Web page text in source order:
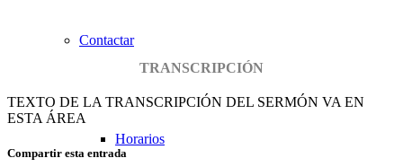
Contactar
Horarios
TRANSCRIPCIÓN
TEXTO DE LA TRANSCRIPCIÓN DEL SERMÓN VA EN
ESTA ÁREA
Compartir esta entrada